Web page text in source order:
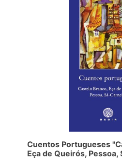
Cuentos Portugueses
Eça de Queirós,